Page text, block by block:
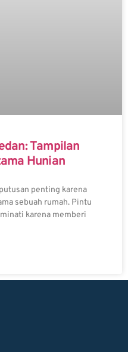
Tampilan
Hunian
penting karena
sebuah rumah. Pintu
karena memberi